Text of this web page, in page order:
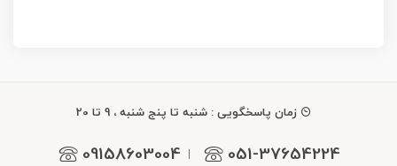
زمان پاسخگویی : شنبه تا پنج شنبه ، 9 تا 20
051-37654224
|
09158603004